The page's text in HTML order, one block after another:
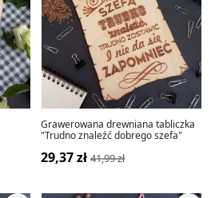
Grawerowana drewniana tabliczka
"Trudno znaleźć dobrego szefa"
29,37 zł 41,99 zł